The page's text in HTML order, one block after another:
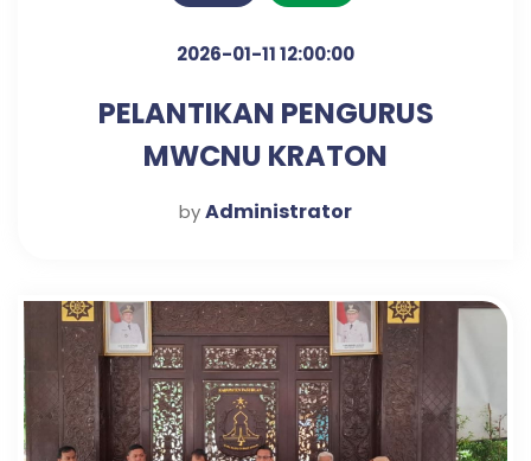
2026-01-11 12:00:00
PELANTIKAN PENGURUS
MWCNU KRATON
byAdministrator